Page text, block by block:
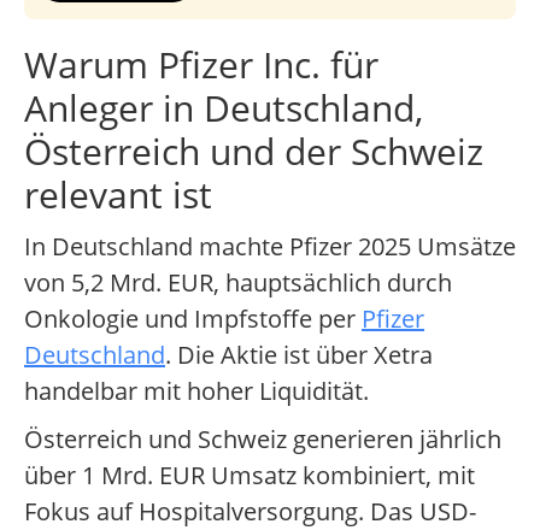
Warum Pfizer Inc. für
Anleger in Deutschland,
Österreich und der Schweiz
relevant ist
In Deutschland machte Pfizer 2025 Umsätze
von 5,2 Mrd. EUR, hauptsächlich durch
Onkologie und Impfstoffe per Pfizer
Deutschland. Die Aktie ist über Xetra
handelbar mit hoher Liquidität.
Österreich und Schweiz generieren jährlich
über 1 Mrd. EUR Umsatz kombiniert, mit
Fokus auf Hospitalversorgung. Das USD-